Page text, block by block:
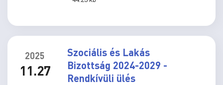
2025
11.27
Szociális és Lakás
Bizottság 2024-2029 -
Rendkívüli ülés